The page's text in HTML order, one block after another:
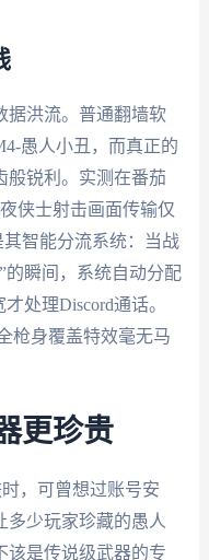
据洪流。普通翻墙软
愚人小丑，而真正的
般锐利。实测在番茄
侠士射击画面传输仅
智能分流系统：当战
的瞬间，系统自动分配
处理Discord通话。
枪身覆盖特效毫无马
更珍贵
，可曾想过账号安
多少玩家珍藏的愚人
该是传说级武器的专